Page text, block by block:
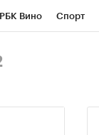
РБК Вино Спорт